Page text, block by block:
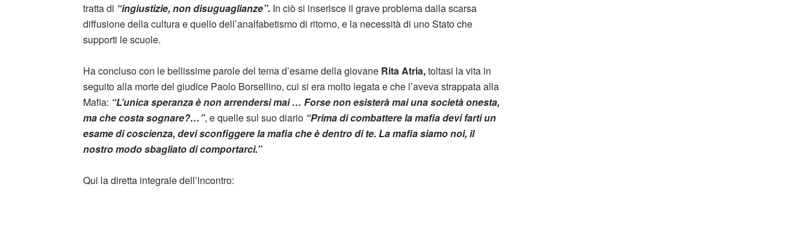
tratta di “ingiustizie, non disuguaglianze”. In ciò si inserisce il grave problema dalla scarsa
diffusione della cultura e quello dell’analfabetismo di ritorno, e la necessità di uno Stato che
supporti le scuole.
Ha concluso con le bellissime parole del tema d’esame della giovane Rita Atria,toltasi la vita in
seguito alla morte del giudice Paolo Borsellino, cui si era molto legata e che l’aveva strappata alla
Mafia: “L’unica speranza è non arrendersi mai … Forse non esisterà mai una società onesta,
ma che costa sognare?…”, e quelle sul suo diario “Prima di combattere la mafia devi farti un
esame di coscienza, devi sconfiggere la mafia che è dentro di te. La mafia siamo noi, il
nostro modo sbagliato di comportarci.”
Qui la diretta integrale dell’incontro: